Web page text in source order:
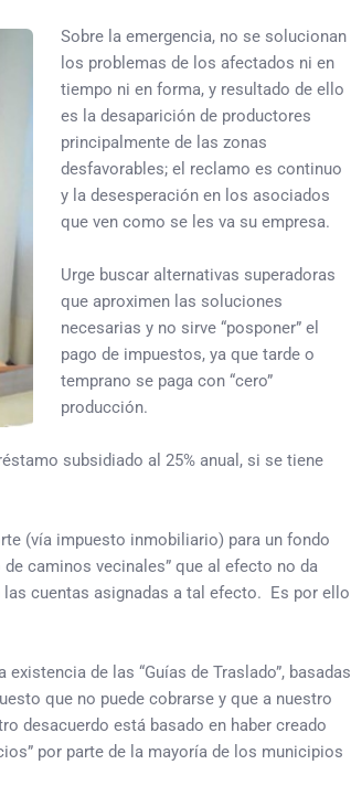
Sobre la emergencia, no se solucionan
los problemas de los afectados ni en
tiempo ni en forma, y resultado de ello
es la desaparición de productores
principalmente de las zonas
desfavorables; el reclamo es continuo
y la desesperación en los asociados
que ven como se les va su empresa.
Urge buscar alternativas superadoras
que aproximen las soluciones
necesarias y no sirve “posponer” el
pago de impuestos, ya que tarde o
temprano se paga con “cero”
producción.
subsidiado al 25% anual, si se tiene
(vía impuesto inmobiliario) para un fondo
caminos vecinales” que al efecto no da
cuentas asignadas a tal efecto. Es por ello
de las “Guías de Traslado”, basadas
que no puede cobrarse y que a nuestro
desacuerdo está basado en haber creado
por parte de la mayoría de los municipios